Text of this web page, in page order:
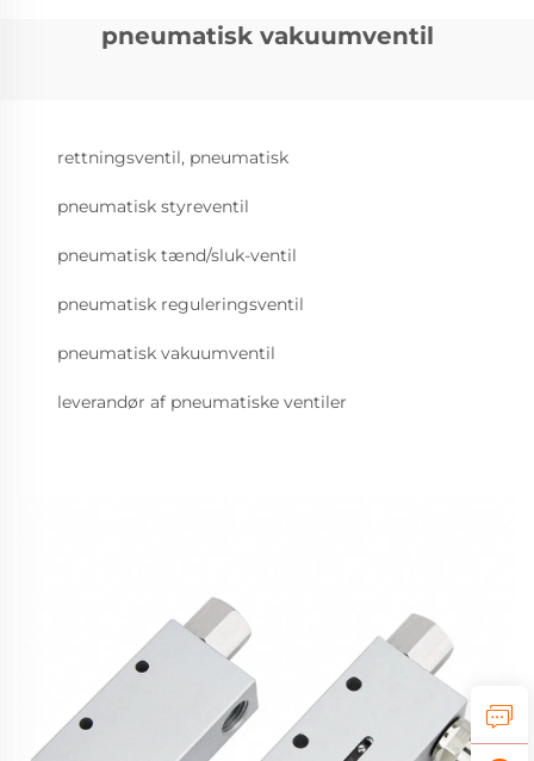
pneumatisk vakuumventil
rettningsventil, pneumatisk
pneumatisk styreventil
pneumatisk tænd/sluk-ventil
pneumatisk reguleringsventil
pneumatisk vakuumventil
leverandør af pneumatiske ventiler